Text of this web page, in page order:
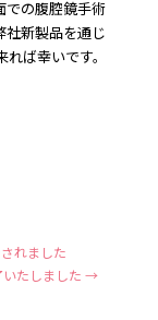
での腹腔鏡手術
社新製品を通じ
ば幸いです。
れました
たしました →